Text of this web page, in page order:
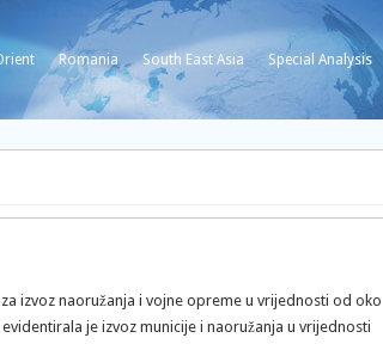
Romania South East Asia Special Analysis
izvoz naoružanja i vojne opreme u vrijednosti od oko
je izvoz municije i naoružanja u vrijednosti